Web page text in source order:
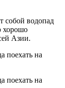
собой водопад
хорошо
Азии.